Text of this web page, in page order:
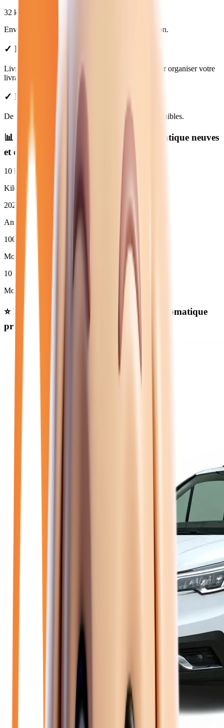
32 km
Environ
en voiture jusqu'à notre concession.
✓ Livraison à Melun : forfait de 49€
Livraison disponible à Melun. Contactez-nous pour organiser votre
livraison.
✓ Prix Transparents
De €. Financement et LOA disponibles.
📊 Statistiques des renault diesel automatique neuves
et d'occasion
10 km
Kilométrage moyen
2025
Année moyenne
100
Moins de 3 ans (
10
Moins de 50 000 km
⭐ Nos meilleures offres
renault diesel automatique
près de Melun